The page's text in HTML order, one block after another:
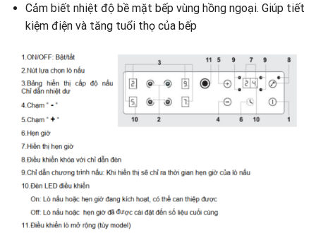
Cảm biết nhiệt độ bề mặt bếp vùng hồng ngoại. Giúp tiết
kiệm điện và tăng tuổi thọ của bếp